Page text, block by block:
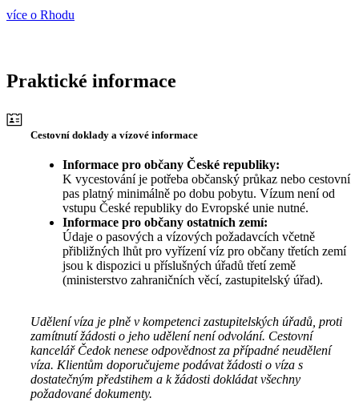
více o Rhodu
Praktické informace
Cestovní doklady a vízové informace
Informace pro občany České republiky:
K vycestování je potřeba občanský průkaz nebo cestovní
pas platný minimálně po dobu pobytu. Vízum není od
vstupu České republiky do Evropské unie nutné.
Informace pro občany ostatních zemí:
Údaje o pasových a vízových požadavcích včetně
přibližných lhůt pro vyřízení víz pro občany třetích zemí
jsou k dispozici u příslušných úřadů třetí země
(ministerstvo zahraničních věcí, zastupitelský úřad).
Udělení víza je plně v kompetenci zastupitelských úřadů, proti
zamítnutí žádosti o jeho udělení není odvolání. Cestovní
kancelář Čedok nenese odpovědnost za případné neudělení
víza. Klientům doporučujeme podávat žádosti o víza s
dostatečným předstihem a k žádosti dokládat všechny
požadované dokumenty.